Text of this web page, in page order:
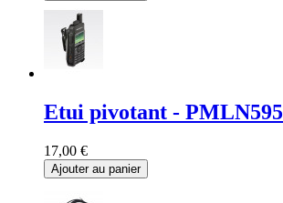
Etui pivotant -
17,00 €
Ajouter au panier